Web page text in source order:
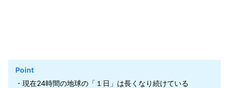
Point
・現在24時間の地球の「１日」は長くなり続けている